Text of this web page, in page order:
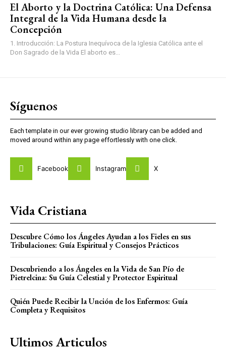
El Aborto y la Doctrina Católica: Una Defensa
Integral de la Vida Humana desde la
Concepción
1. Introducción: La Postura Inequívoca de la Iglesia Católica ante el
Don Sagrado de la Vida El aborto es...
Síguenos
Each template in our ever growing studio library can be added and
moved around within any page effortlessly with one click.
Facebook Instagram X
Vida Cristiana
Descubre Cómo los Ángeles Ayudan a los Fieles en sus
Tribulaciones: Guía Espiritual y Consejos Prácticos
Descubriendo a los Ángeles en la Vida de San Pío de
Pietrelcina: Su Guía Celestial y Protector Espiritual
Quién Puede Recibir la Unción de los Enfermos: Guía
Completa y Requisitos
Ultimos Articulos